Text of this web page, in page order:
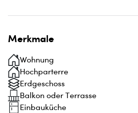
Merkmale
Wohnung
Hochparterre
Erdgeschoss
Balkon oder Terrasse
Einbauküche